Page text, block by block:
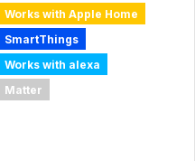
centrální jednotky. Wi-Fi a
Bluetooth připojení bez
nutnosti hubu...Přidat do
porovnání
Works with Apple Home
SmartThings
Works with alexa
Matter